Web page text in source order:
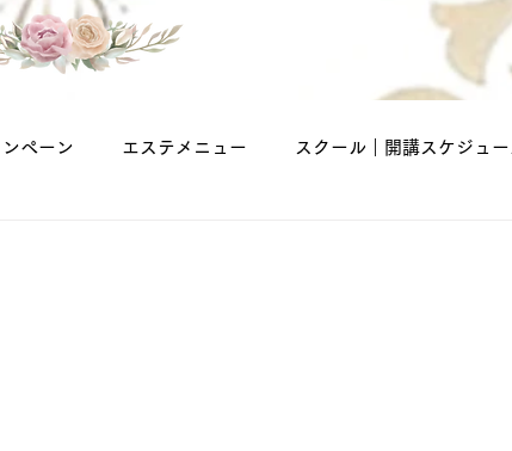
ンペーン エステメニュー スクール｜開講スケジュー